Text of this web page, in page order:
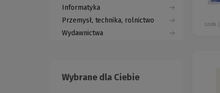
Informatyka
Przemysł, technika, rolnictwo
Wydawnictwa
Wybrane dla Ciebie
szafa